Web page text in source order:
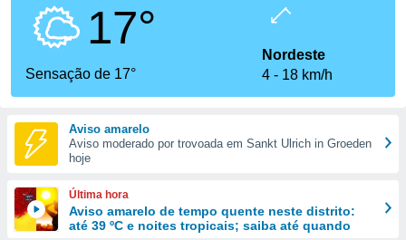
fornecidas
a este
das
e
forma
digital
17°
Sensação de 17°
Nordeste
4
18 km/h
Aviso amarelo
Aviso moderado por trovoada em Sankt Ulrich in Groeden
hoje
Última hora
Aviso amarelo de tempo quente neste distrito:
até 39 ºC e noites tropicais; saiba até quando